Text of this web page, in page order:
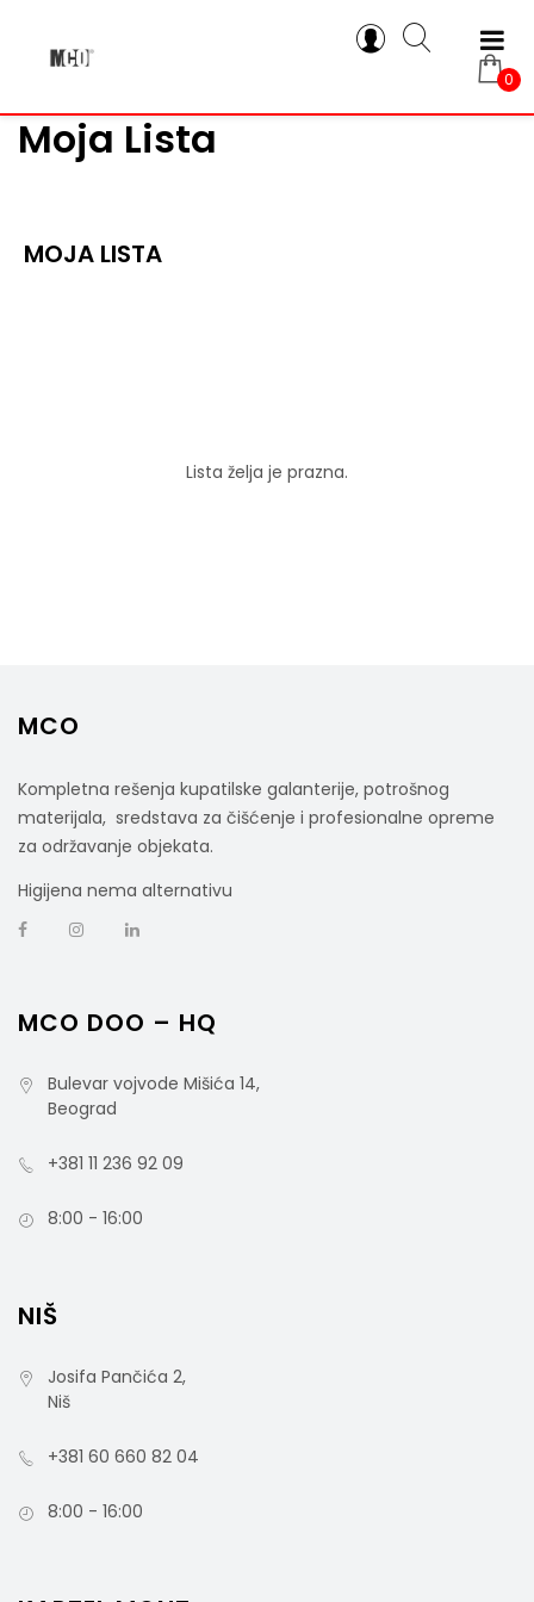
0
Moja Lista
MOJA LISTA
Lista želja je prazna.
MCO
Kompletna rešenja kupatilske galanterije, potrošnog
materijala, sredstava za čišćenje i profesionalne opreme
za održavanje objekata.
Higijena nema alternativu
MCO DOO – HQ
Bulevar vojvode Mišića 14,
Beograd
+381 11 236 92 09
8:00 - 16:00
NIŠ
Josifa Pančića 2,
Niš
+381 60 660 82 04
8:00 - 16:00